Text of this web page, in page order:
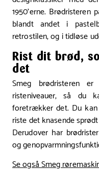
1950’erne.
blandt andet i
retrostilen, og i tidløse
Rist dit brød,
det
Smeg brødristeren
risteniveauer, så du
foretrækker det. Du
riste det knasende
Derudover har
og
Se også Smeg